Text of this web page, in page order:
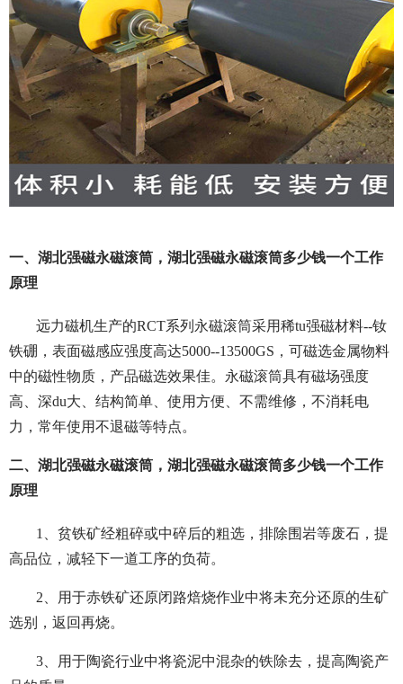
一、湖北强磁永磁滚筒，湖北强磁永磁滚筒多少钱一个工作
原理
远力磁机生产的RCT系列永磁滚筒采用稀tu强磁材料--钕
铁硼，表面磁感应强度高达5000--13500GS，可磁选金属物料
中的磁性物质，产品磁选效果佳。永磁滚筒具有磁场强度
高、深du大、结构简单、使用方便、不需维修，不消耗电
力，常年使用不退磁等特点。
二、湖北强磁永磁滚筒，湖北强磁永磁滚筒多少钱一个工作
原理
1、贫铁矿经粗碎或中碎后的粗选，排除围岩等废石，提
高品位，减轻下一道工序的负荷。
2、用于赤铁矿还原闭路焙烧作业中将未充分还原的生矿
选别，返回再烧。
3、用于陶瓷行业中将瓷泥中混杂的铁除去，提高陶瓷产